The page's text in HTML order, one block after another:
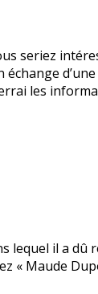
seriez
les
lequel il a dû
« Maude